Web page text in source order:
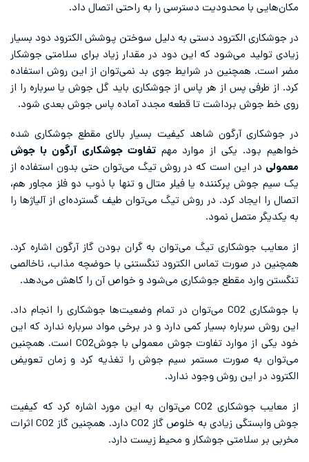
مکان‌هایی با محدودیت دسترسی را به راحتی اتصال داد.
در جوشکاری الکترود دستی به دلیل سوختن پوشش الکترود دود بسیار
زیادی تولید می‌شود که این دود در مقدار زیاد برای سلامتی جوشکار
مضر است. همچنین در شرایط جوی بد نمی‌توان از این روش استفاده
کرد. از طرفی پس از هر پاس از جوشکاری باید گل جوش یا سرباره را از
روی خط جوش برداشت تا قطعه مجدد آماده پاس جوش بعدی شود.
در جوشکاری آرگون شاهد کیفیت بسیار بالای مقطع جوشکاری شده
خواهیم بود. یکی از موارد مهمتفاوت جوشکاری آرگون با جوش
معمولی در این است که در روش تیگ می‌توان حتی بدون استفاده از
یک سیم جوش پرکننده یا فیلر متال و تنها با ذوب دو فلز مجاور هم،
اتصال را ایجاد کرد. در روش تیگ می‌توان طیف گسترده‌ای از آلیاژها را
به یکدیگر متصل نمود.
از معایب جوشکاری تیگ می‌توان به گران بودن گاز آرگون اشاره کرد.
همچنین در صورت تماس الکترود تنگستنی با حوضچه مذاب، ناخالصی
تنگستن وارد مقطع جوشکاری می‌شود و خواص آن‌ را کاهش می‌دهد.
با جوشکاری CO2 می‌توان در تمام وضعیت‌ها جوشکاری را انجام داد.
این روش سرباره بسیار کمی دارد و در برخی مواد سرباره ندارد که این
خود یکی از موارد تفاوت جوش معمولی با جوشCO2 است. همچنین
می‌توان به صورت مستمر سیم جوش را تغذیه کرد و زمان تعویض
الکترود در این روش وجود ندارد.
از معایب جوشکاری CO2 می‌توان به این مورد اشاره کرد که کیفیت
جوش وابستگی زیادی به خلوص گاز CO2 دارد. همچنین گاز CO2 اثرات
مخربی بر سلامتی جوشکار و محیط زیست دارد.